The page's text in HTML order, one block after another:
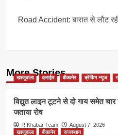
Road Accident: बारात से लौट
More Stories
खाजूवाला क्राईम बीकानेर ब्रेकिंग न्यूज
विद्युत लाइन टूटने से दो गाय समेत चार
जताया रोष
R.Khabar Team
August 7, 2026
खाजूवाला
बीकानेर राजस्थान